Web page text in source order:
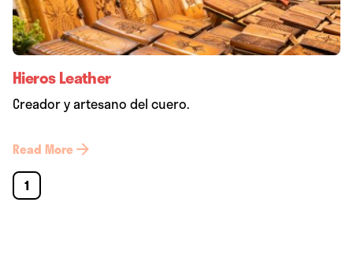
Hieros Leather
Creador y artesano del cuero.
Read More
1